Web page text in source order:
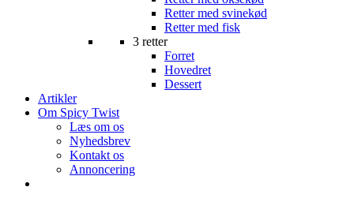
Retter med svinekød
Retter med fisk
3 retter
Forret
Hovedret
Dessert
Artikler
Om Spicy Twist
Læs om os
Nyhedsbrev
Kontakt os
Annoncering